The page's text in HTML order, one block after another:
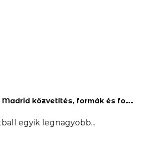
F
erencváros–Real Madrid közvetítés, formák és fogadási tippek
egyik legnagyobb